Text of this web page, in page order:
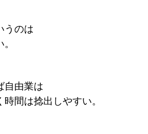
うのは
自由業は
間は捻出しやすい。